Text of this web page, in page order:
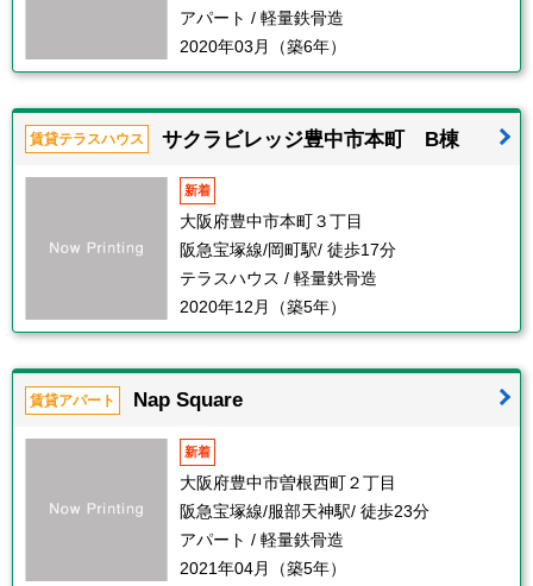
アパート / 軽量鉄骨造
2020年03月（築6年）
賃貸テラスハウス サクラビレッジ豊中市本町 B棟
新着
大阪府豊中市本町３丁目
阪急宝塚線/岡町駅/ 徒歩17分
テラスハウス / 軽量鉄骨造
2020年12月（築5年）
賃貸アパート Nap Square
新着
大阪府豊中市曽根西町２丁目
阪急宝塚線/服部天神駅/ 徒歩23分
アパート / 軽量鉄骨造
2021年04月（築5年）